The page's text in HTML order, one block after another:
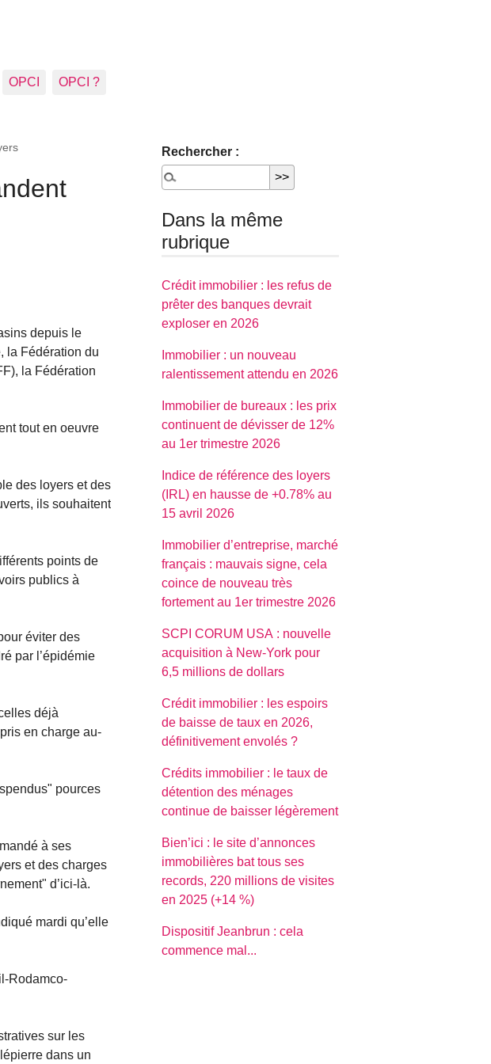
OPCI OPCI ?
depuis le
la Fédération du
la Fédération
tout en oeuvre
des loyers et des
ils souhaitent
points de
publics à
éviter des
par l’épidémie
déjà
en charge au-
pources
à ses
et des charges
d’ici-là.
mardi qu’elle
Rodamco-
sur les
dans un
Rechercher :
Dans la même
rubrique
Crédit immobilier : les refus de
prêter des banques devrait
exploser en 2026
Immobilier : un nouveau
ralentissement attendu en 2026
Immobilier de bureaux : les prix
continuent de dévisser de 12%
au 1er trimestre 2026
Indice de référence des loyers
(IRL) en hausse de +0.78% au
15 avril 2026
Immobilier d’entreprise, marché
français : mauvais signe, cela
coince de nouveau très
fortement au 1er trimestre 2026
SCPI CORUM USA : nouvelle
acquisition à New-York pour
6,5 millions de dollars
Crédit immobilier : les espoirs
de baisse de taux en 2026,
définitivement envolés ?
Crédits immobilier : le taux de
détention des ménages
continue de baisser légèrement
Bien’ici : le site d’annonces
immobilières bat tous ses
records, 220 millions de visites
en 2025 (+14 %)
Dispositif Jeanbrun : cela
commence mal...